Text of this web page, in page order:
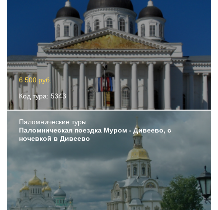
6 500 руб.
Код тура: 5343
Пaломнические туры
Паломническая поездка Муром - Дивеево, с
ночевкой в Дивеево